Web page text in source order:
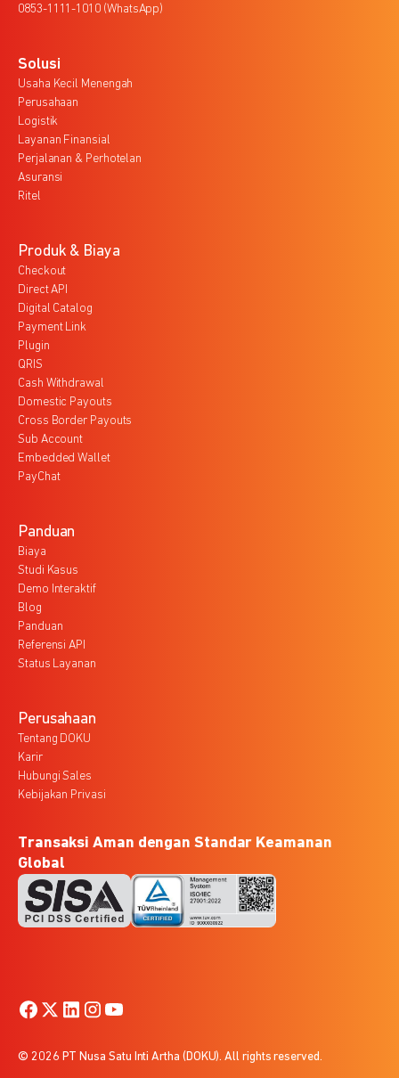
0853-1111-1010 (WhatsApp)
Solusi
Usaha Kecil Menengah
Perusahaan
Logistik
Layanan Finansial
Perjalanan & Perhotelan
Asuransi
Ritel
Produk & Biaya
Checkout
Direct API
Digital Catalog
Payment Link
Plugin
QRIS
Cash Withdrawal
Domestic Payouts
Cross Border Payouts
Sub Account
Embedded Wallet
PayChat
Panduan
Biaya
Studi Kasus
Demo Interaktif
Blog
Panduan
Referensi API
Status Layanan
Perusahaan
Tentang DOKU
Karir
Hubungi Sales
Kebijakan Privasi
Transaksi Aman dengan Standar Keamanan
Global
© 2026 PT Nusa Satu Inti Artha (DOKU). All rights reserved.